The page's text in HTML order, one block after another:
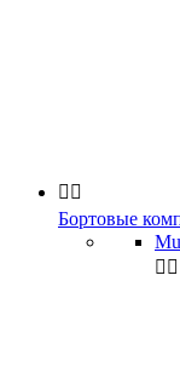
 
Бортовые
 